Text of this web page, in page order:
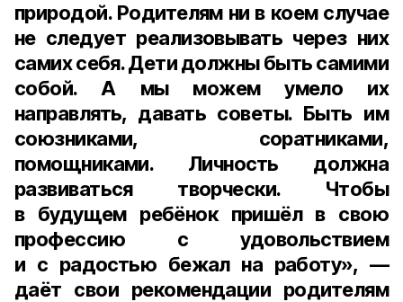
природой. Родителям ни в коем случае
не следует реализовывать через них
самих себя. Дети должны быть самими
собой. А мы можем умело их
направлять, давать советы. Быть им
союзниками, соратниками,
помощниками. Личность должна
развиваться творчески. Чтобы
в будущем ребёнок пришёл в свою
профессию с удовольствием
и с радостью бежал на работу», —
даёт свои рекомендации родителям